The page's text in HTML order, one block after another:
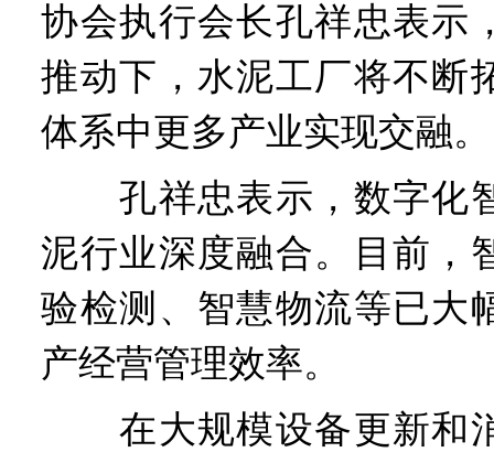
协会执行会长孔祥忠表示
推动下，水泥工厂将不断
体系中更多产业实现交融。
孔祥忠表示，数字化
泥行业深度融合。目前，
验检测、智慧物流等已大
产经营管理效率。
在大规模设备更新和